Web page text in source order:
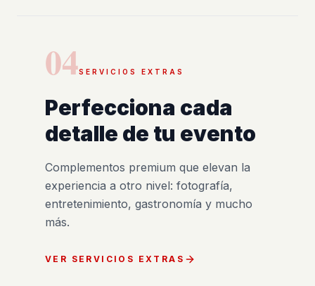
04SERVICIOS EXTRAS
Perfecciona cada
detalle de tu evento
Complementos premium que elevan la
experiencia a otro nivel: fotografía,
entretenimiento, gastronomía y mucho
más.
VER SERVICIOS EXTRAS